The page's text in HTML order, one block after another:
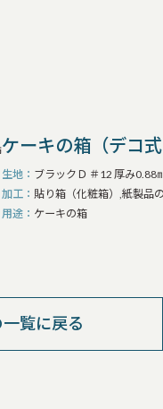
ケーキの箱（デコ
生地
ブラックＤ ＃12 厚み0.88
加工
貼り箱（化粧箱）,紙製品
用途
ケーキの箱
覧に戻る